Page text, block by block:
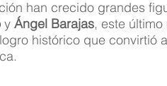
han crecido grandes
y Ángel Barajas, este
histórico que convirtió